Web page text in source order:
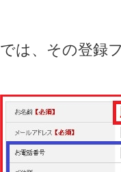
では、その登録